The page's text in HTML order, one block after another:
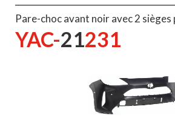
Pare-choc avant noir avec 2
YAC-21231